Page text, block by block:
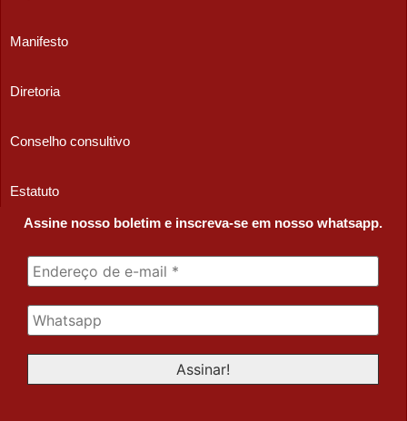
Manifesto
Diretoria
Conselho consultivo
Estatuto
Assine nosso boletim e inscreva-se em nosso whatsapp.